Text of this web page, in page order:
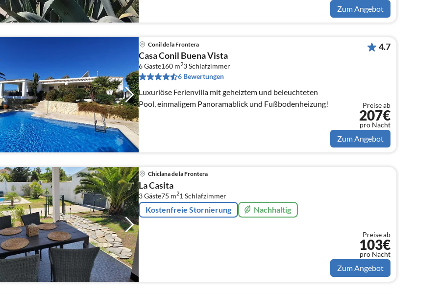
Zum Angebot
Conil de la Frontera
Casa Conil Buena Vista
6 Gäste160 m23Schlafzimmer
6 Bewertungen
Luxuriöse Ferienvilla mit geheiztem und beleuchteten
Pool, einmaligem Panoramablick und Fußbodenheizung!
4.7
Preise ab
207€
pro Nacht
Zum Angebot
Chiclana de la Frontera
La Casita
3 Gäste75 m21 Schlafzimmer
Kostenfreie Stornierung Nachhaltig
Preise ab
103€
pro Nacht
Zum Angebot